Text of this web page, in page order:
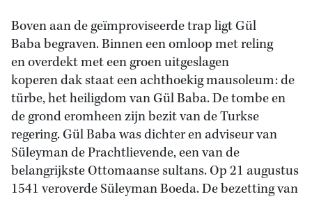
Boven aan de geïmproviseerde trap ligt Gül
Baba begraven. Binnen een omloop met reling
en overdekt met een groen uitgeslagen
koperen dak staat een achthoekig mausoleum: de
türbe, het heiligdom van Gül Baba. De tombe en
de grond eromheen zijn bezit van de Turkse
regering. Gül Baba was dichter en adviseur van
Süleyman de Prachtlievende, een van de
belangrijkste Ottomaanse sultans. Op 21 augustus
1541 veroverde Süleyman Boeda. De bezetting van